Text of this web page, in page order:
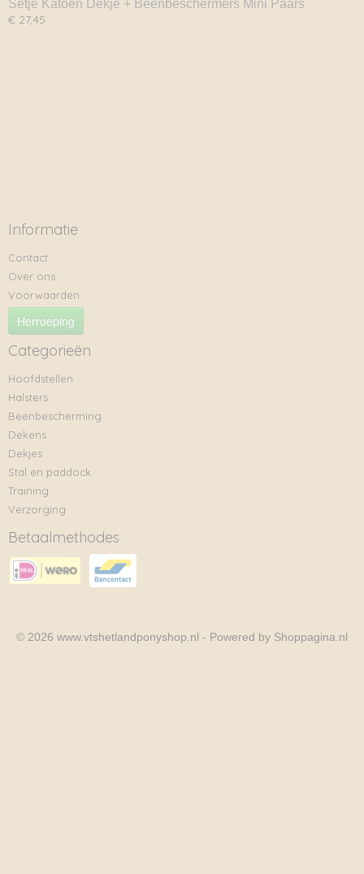
Setje Katoen Dekje + Beenbeschermers Mini Paars
€ 27,45
Informatie
Contact
Over ons
Voorwaarden
Herroeping
Categorieën
Hoofdstellen
Halsters
Beenbescherming
Dekens
Dekjes
Stal en paddock
Training
Verzorging
Betaalmethodes
© 2026 www.vtshetlandponyshop.nl - Powered by Shoppagina.nl